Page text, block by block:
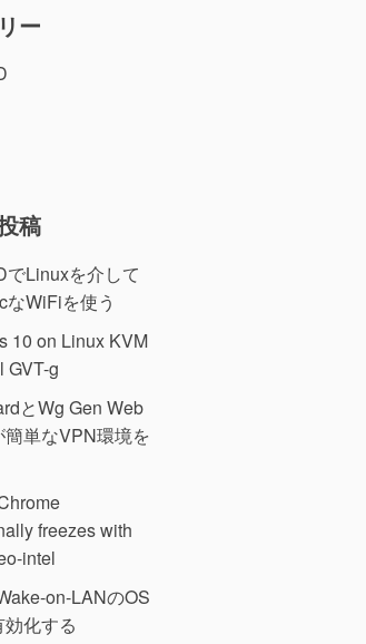
ー
稿
でLinuxを介して
なWiFiを使う
10 on Linux KVM
GVT-g
とWg Gen Web
簡単なVPN環境を
freezes with
intel
on-LANのOS
化する